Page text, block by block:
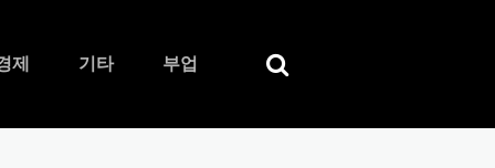
제 기타 부업